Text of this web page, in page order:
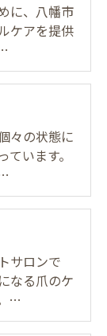
に、八幡市
ケアを提供
々の状態に
います。
サロンで
なる爪のケ
…